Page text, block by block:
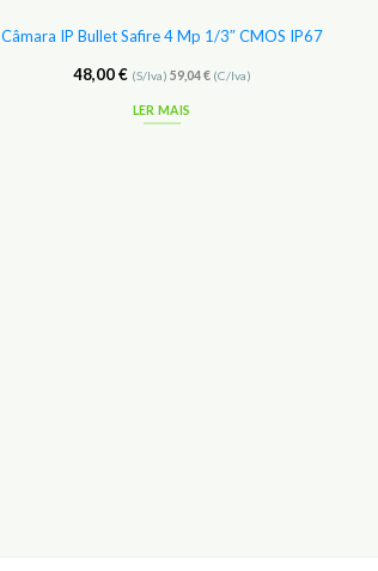
Câmara IP Bullet Safire 4 Mp 1/3″ CMOS IP67
48,00€ (S/Iva) 59,04€(C/Iva)
LER MAIS